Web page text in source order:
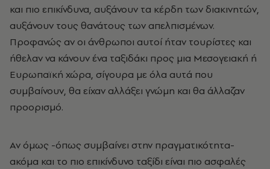
και πιο επικίνδυνα, αυξάνουν τα κέρδη των διακινητών,
αυξάνουν τους θανάτους των απελπισμένων.
Προφανώς αν οι άνθρωποι αυτοί ήταν τουρίστες και
ήθελαν να κάνουν ένα ταξιδάκι προς μια Μεσογειακή ή
Ευρωπαϊκή χώρα, σίγουρα με όλα αυτά που
συμβαίνουν, θα είχαν αλλάξει γνώμη και θα άλλαζαν
προορισμό.
Αν όμως -όπως συμβαίνει στην πραγματικότητα-
ακόμα και το πιο επικίνδυνο ταξίδι είναι πιο ασφαλές